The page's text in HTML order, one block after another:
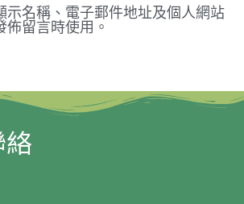
示名稱、電子郵件地址及個人網站
留言時使用。